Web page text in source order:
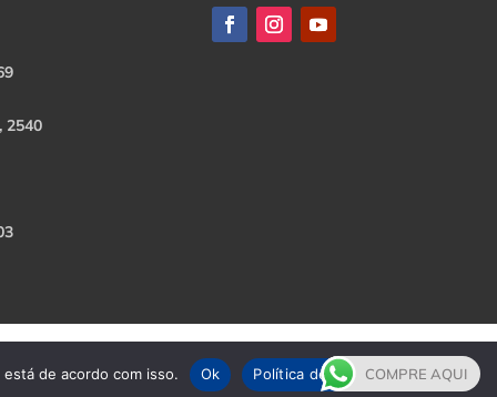
2540
COMPRE AQUI
de acordo com isso. Ok Política de Privacidade